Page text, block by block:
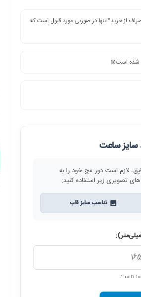
از خرید" تنها در صورتی مورد قبول است که
شده است©️
ساعت
لازم است دور مچ خود را به
تصویری زیر استفاده کنید:
تناسب سایز قاب